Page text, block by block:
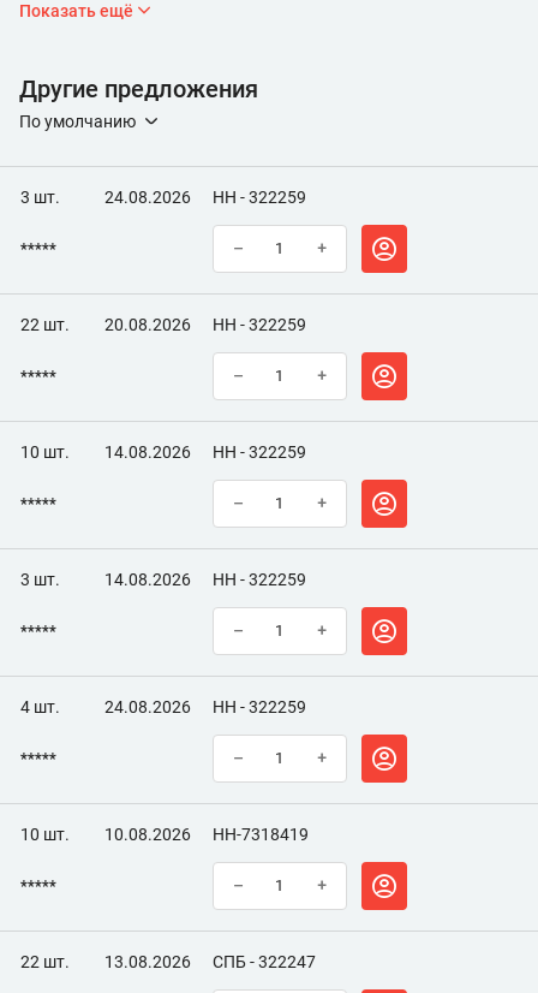
Показать ещё
Другие предложения
По умолчанию
3 шт. 24.08.2026 НН - 322259
***** – +
22 шт. 20.08.2026 НН - 322259
***** – +
10 шт. 14.08.2026 НН - 322259
***** – +
3 шт. 14.08.2026 НН - 322259
***** – +
4 шт. 24.08.2026 НН - 322259
***** – +
10 шт. 10.08.2026 НН-7318419
***** – +
22 шт. 13.08.2026 СПБ - 322247